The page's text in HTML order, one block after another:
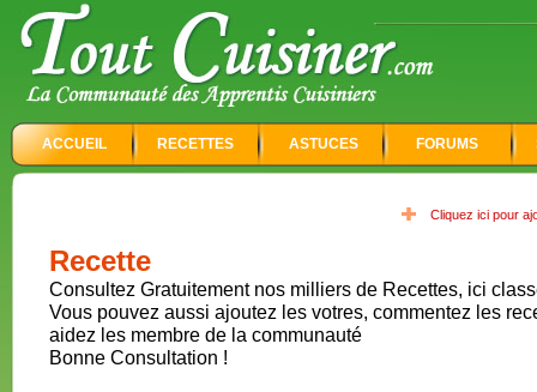
ACCUEIL RECETTES ASTUCES FORUMS
Cliquez ici pour
Recette
Consultez Gratuitement nos milliers de Recettes, ici
Vous pouvez aussi ajoutez les votres, commentez les
aidez les membre de la communauté
Bonne Consultation !